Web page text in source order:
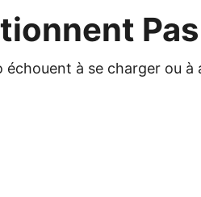
Pas
échouent à se charger ou